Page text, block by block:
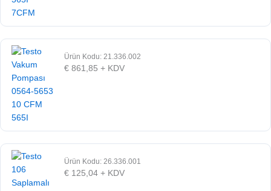
Ürün Kodu: 21.336.002
€ 861,85 + KDV
Ürün Kodu: 26.336.001
€ 125,04 + KDV